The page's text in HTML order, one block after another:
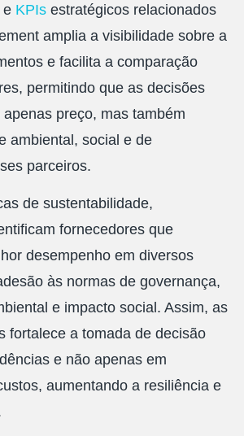
e KPIs estratégicos relacionados
amplia a visibilidade sobre a
e facilita a comparação
permitindo que as decisões
preço, mas também
ambiental, social e de
parceiros.
de sustentabilidade,
fornecedores que
desempenho em diversos
às normas de governança,
e impacto social. Assim, as
fortalece a tomada de decisão
e não apenas em
aumentando a resiliência e